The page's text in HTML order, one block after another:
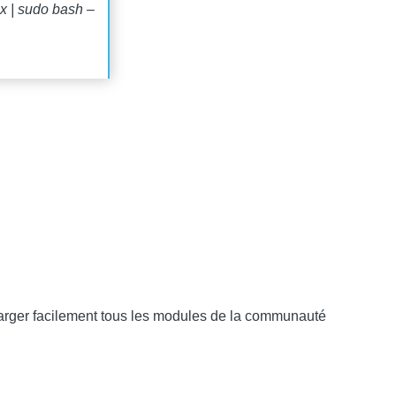
| sudo bash –
facilement tous les modules de la communauté